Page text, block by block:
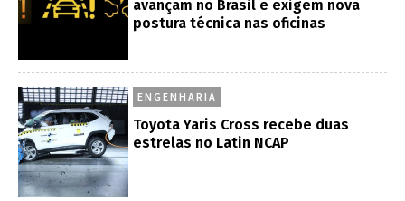
avançam no Brasil e exigem nova
postura técnica nas oficinas
ENGENHARIA
Toyota Yaris Cross recebe duas
estrelas no Latin NCAP